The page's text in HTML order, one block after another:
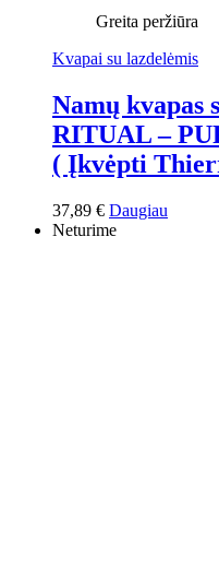
Greita peržiūra
Kvapai su lazdelėmis
Namų kvapas
RITUAL –
( Įkvėpti
37,89 € Daugiau
Neturime